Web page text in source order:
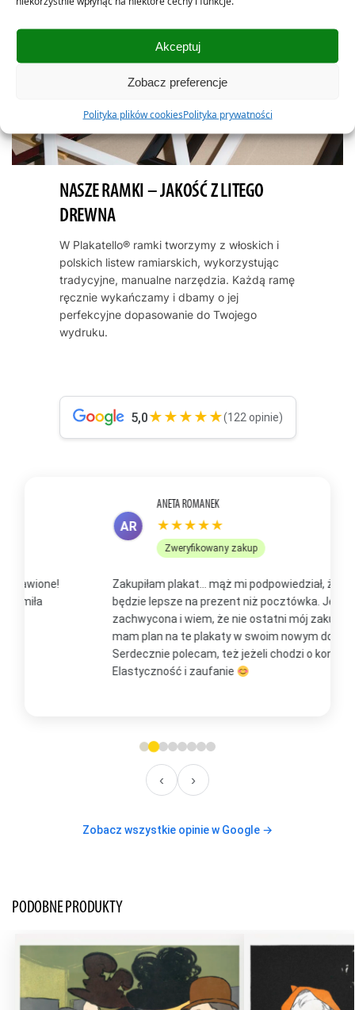
Akceptuj
Zobacz preferencje
Polityka plików cookiesPolityka prywatności
NASZE RAMKI – JAKOŚĆ Z LITEGO
DREWNA
W Plakatello® ramki tworzymy z włoskich i
polskich listew ramiarskich, wykorzystując
tradycyjne, manualne narzędzia. Każdą ramę
ręcznie wykańczamy i dbamy o jej
perfekcyjne dopasowanie do Twojego
wydruku.
5,0★★★★★(122 opinie)
★★★★★
Zweryfikowany zakup
Zakupiłam plakat... mąż mi podpowiedział, że to
będzie lepsze na prezent niż pocztówka. Jestem
zachwycona i wiem, że nie ostatni mój zakup, bo już
mam plan na te plakaty w swoim nowym domu
Serdecznie polecam, też jeżeli chodzi o kontakt.
Elastyczność i zaufanie
‹ ›
Zobacz wszystkie opinie w Google →
PODOBNE PRODUKTY